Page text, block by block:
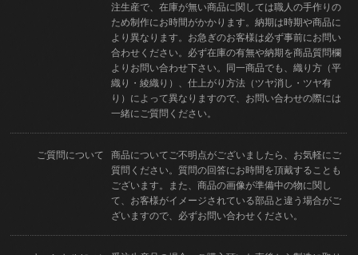
注生産で、在庫が無い商品に関しては職人の手作りの
ため制作にお時間がかかります。納期は時期や商品に
より異なります。お急ぎのお客様は必ず事前にお問い
合わせください。必ず在庫の有無や納期を商品質問欄
よりお問い合わせ下さい。同一商品でも、織り方（平
織り・綾織り）、仕上がり方法（ツヤ消し・ツヤ有
り）によって異なりますので、お問い合わせの際には
一緒にご質問ください。
ご質問について
商品についてご不明点がございましたら、お気軽にご
質問ください。質問の回答にお時間を頂戴することも
ございます。また、商品の画像が準備中の物に関し
て、お客様がイメージされている部品と違う場合がご
ざいますので、必ずお問い合わせください。